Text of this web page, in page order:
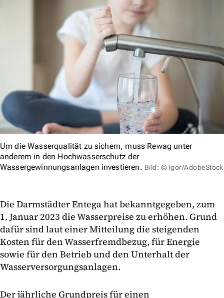
Um die Wasserqualität zu sichern, muss Rewag unter
anderem in den Hochwasserschutz der
Wassergewinnungsanlagen investieren. Bild: © Igor/AdobeStock
Die Darmstädter Entega hat bekanntgegeben, zum
1. Januar 2023 die Wasserpreise zu erhöhen. Grund
dafür sind laut einer Mitteilung die steigenden
Kosten für den Wasserfremdbezug, für Energie
sowie für den Betrieb und den Unterhalt der
Wasserversorgungsanlagen.
Der jährliche Grundpreis für einen